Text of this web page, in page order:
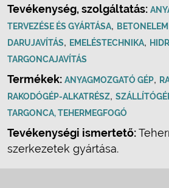
Tevékenység, szolgáltatás:
TERVEZÉSE ÉS GYÁRTÁSA,
DARUJAVÍTÁS, EMELÉSTECHNIKA,
TARGONCAJAVÍTÁS
Termékek: ANYAGMOZGATÓ GÉP,
RAKODÓGÉP-ALKATRÉSZ,
TARGONCA, TEHERMEGFOGÓ
Tevékenységi ismertető:
szerkezetek gyártása.